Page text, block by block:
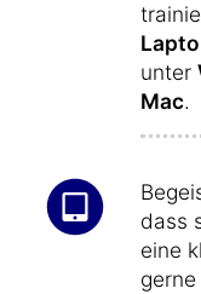
unter
Mac.
dass
eine
gerne